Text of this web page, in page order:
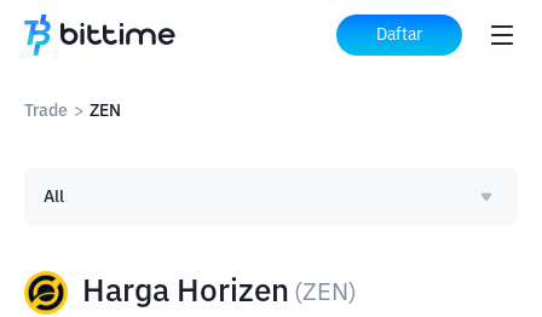
Daftar
Trade > ZEN
Harga Horizen (ZEN )
All